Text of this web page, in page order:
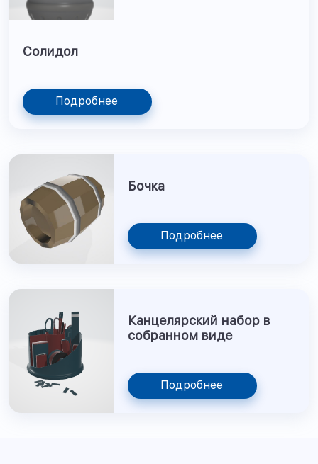
Солидол
Подробнее
Бочка
Подробнее
Канцелярский набор в
собранном виде
Подробнее